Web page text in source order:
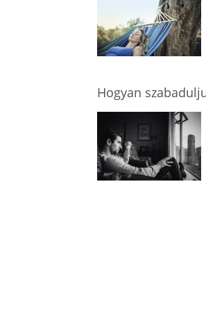
Hogyan